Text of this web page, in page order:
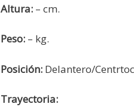
Altura:– cm.
Peso:– kg.
Posición:Delantero/
Trayectoria: